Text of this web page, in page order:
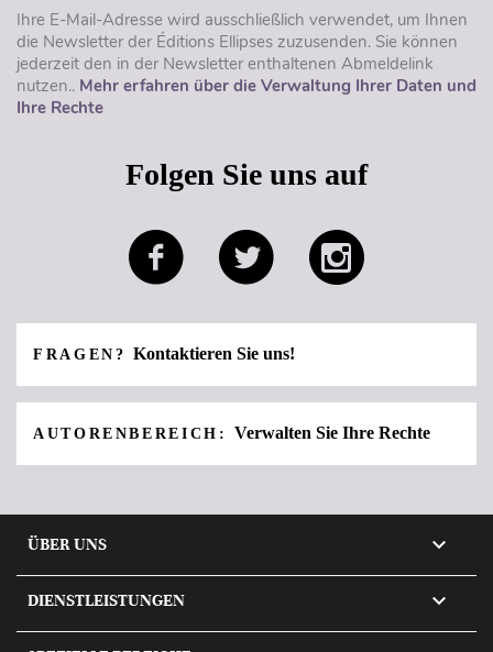
Ihre E-Mail-Adresse wird ausschließlich verwendet, um Ihnen
die Newsletter der Éditions Ellipses zuzusenden. Sie können
jederzeit den in der Newsletter enthaltenen Abmeldelink
nutzen.. Mehr erfahren über die Verwaltung Ihrer Daten und
Ihre Rechte
Folgen Sie uns auf
FRAGEN? Kontaktieren Sie uns!
AUTORENBEREICH: Verwalten Sie Ihre Rechte
ÜBER UNS 
DIENSTLEISTUNGEN 